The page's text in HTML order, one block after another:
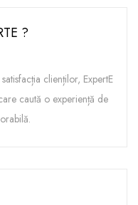
?
clienților, ExpertE
caută o experiență de